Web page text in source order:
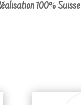
100% Suisse